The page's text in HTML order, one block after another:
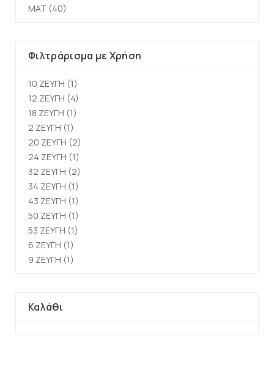
ΜΑΤ (40)
Φιλτράρισμα με Χρήση
10 ΖΕΥΓΗ (1)
12 ΖΕΥΓΗ (4)
18 ΖΕΥΓΗ (1)
2 ΖΕΥΓΗ (1)
20 ΖΕΥΓΗ (2)
24 ΖΕΥΓΗ (1)
32 ΖΕΥΓΗ (2)
34 ΖΕΥΓΗ (1)
43 ΖΕΥΓΗ (1)
50 ΖΕΥΓΗ (1)
53 ΖΕΥΓΗ (1)
6 ΖΕΥΓΗ (1)
9 ΖΕΥΓΗ (1)
Καλάθι